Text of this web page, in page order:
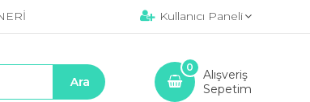
Kullanıcı Paneli
Alışveriş
Sepetim
0